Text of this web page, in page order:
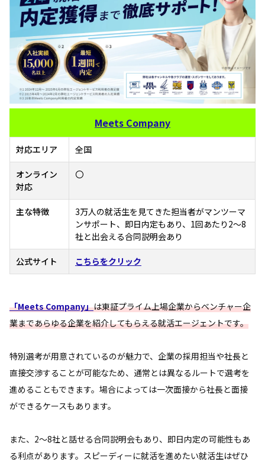
Meets Company
対応エリア 全国
オンライン
対応
〇
主な特徴
3万人の就活生を見てきた担当者がマンツーマ
ンサポート、即日内定もあり、1回あたり2～8
社と出会える合同説明会あり
公式サイト こちらをクリック
「Meets Company」は東証プライム上場企業からベンチャー企
業まであらゆる企業を紹介してもらえる就活エージェントです。
特別選考が用意されているのが魅力で、企業の採用担当や社長と
直接交渉することが可能なため、通常とは異なるルートで選考を
進めることもできます。場合によっては一次面接から社長と面接
ができるケースもあります。
また、2～8社と話せる合同説明会もあり、即日内定の可能性もあ
る利点があります。スピーディーに就活を進めたい就活生はぜひ